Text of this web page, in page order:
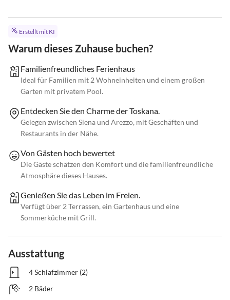
Erstellt mit KI
Warum dieses Zuhause buchen?
Familienfreundliches Ferienhaus
Ideal für Familien mit 2 Wohneinheiten und einem großen
Garten mit privatem Pool.
Entdecken Sie den Charme der Toskana.
Gelegen zwischen Siena und Arezzo, mit Geschäften und
Restaurants in der Nähe.
Von Gästen hoch bewertet
Die Gäste schätzen den Komfort und die familienfreundliche
Atmosphäre dieses Hauses.
Genießen Sie das Leben im Freien.
Verfügt über 2 Terrassen, ein Gartenhaus und eine
Sommerküche mit Grill.
Ausstattung
4 Schlafzimmer (2)
2 Bäder